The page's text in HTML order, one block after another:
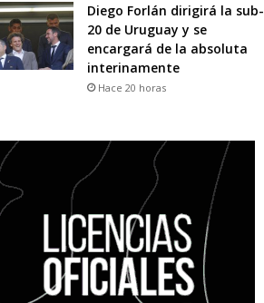
Diego Forlán dirigirá la sub-
20 de Uruguay y se
encargará de la absoluta
interinamente
Hace 20 horas